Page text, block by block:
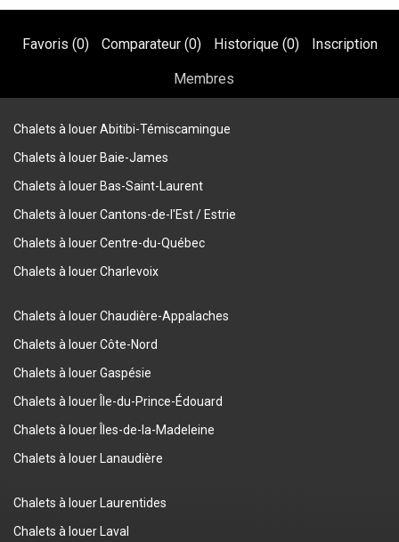
Favoris (0) Comparateur (0) Historique (0) Inscription
Membres
Chalets à louer Abitibi-Témiscamingue
Chalets à louer Baie-James
Chalets à louer Bas-Saint-Laurent
Chalets à louer Cantons-de-l'Est / Estrie
Chalets à louer Centre-du-Québec
Chalets à louer Charlevoix
Chalets à louer Chaudière-Appalaches
Chalets à louer Côte-Nord
Chalets à louer Gaspésie
Chalets à louer Île-du-Prince-Édouard
Chalets à louer Îles-de-la-Madeleine
Chalets à louer Lanaudière
Chalets à louer Laurentides
Chalets à louer Laval